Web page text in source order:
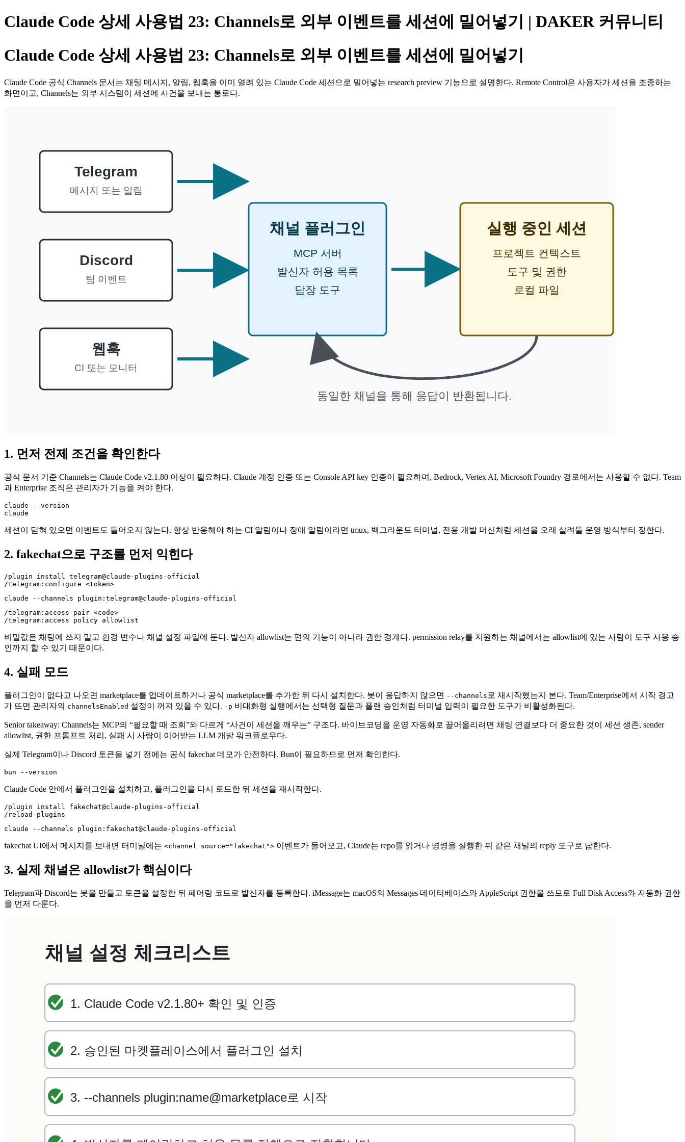
Claude Code 상세 사용법 23: Channels로 외부 이벤트를 세션에 밀어넣기 | DAKER 커뮤니티
Claude Code 상세 사용법 23: Channels로 외부 이벤트를 세션에 밀어넣기
Claude Code 공식 Channels 문서는 채팅 메시지, 알림, 웹훅을 이미 열려 있는 Claude Code 세션으로 밀어넣는 research preview 기능으로 설명한다. Remote Control은 사용자가 세션을 조종하는
화면이고, Channels는 외부 시스템이 세션에 사건을 보내는 통로다.
1. 먼저 전제 조건을 확인한다
공식 문서 기준 Channels는 Claude Code v2.1.80 이상이 필요하다. Claude 계정 인증 또는 Console API key 인증이 필요하며, Bedrock, Vertex AI, Microsoft Foundry 경로에서는 사용할 수 없다. Team
과 Enterprise 조직은 관리자가 기능을 켜야 한다.
claude --version
claude
세션이 닫혀 있으면 이벤트도 들어오지 않는다. 항상 반응해야 하는 CI 알림이나 장애 알림이라면 tmux, 백그라운드 터미널, 전용 개발 머신처럼 세션을 오래 살려둘 운영 방식부터 정한다.
2. fakechat으로 구조를 먼저 익힌다
/plugin install telegram@claude-plugins-official
/telegram:configure <token>
claude --channels plugin:telegram@claude-plugins-official
/telegram:access pair <code>
/telegram:access policy allowlist
비밀값은 채팅에 쓰지 말고 환경 변수나 채널 설정 파일에 둔다. 발신자 allowlist는 편의 기능이 아니라 권한 경계다. permission relay를 지원하는 채널에서는 allowlist에 있는 사람이 도구 사용 승
인까지 할 수 있기 때문이다.
4. 실패 모드
플러그인이 없다고 나오면 marketplace를 업데이트하거나 공식 marketplace를 추가한 뒤 다시 설치한다. 봇이 응답하지 않으면 --channels 로 재시작했는지 본다. Team/Enterprise에서 시작 경고
가 뜨면 관리자의 channelsEnabled 설정이 꺼져 있을 수 있다. -p 비대화형 실행에서는 선택형 질문과 플랜 승인처럼 터미널 입력이 필요한 도구가 비활성화된다.
Senior takeaway: Channels는 MCP의 “필요할 때 조회”와 다르게 “사건이 세션을 깨우는” 구조다. 바이브코딩을 운영 자동화로 끌어올리려면 채팅 연결보다 더 중요한 것이 세션 생존, sender
allowlist, 권한 프롬프트 처리, 실패 시 사람이 이어받는 LLM 개발 워크플로우다.
실제 Telegram이나 Discord 토큰을 넣기 전에는 공식 fakechat 데모가 안전하다. Bun이 필요하므로 먼저 확인한다.
bun --version
Claude Code 안에서 플러그인을 설치하고, 플러그인을 다시 로드한 뒤 세션을 재시작한다.
/plugin install fakechat@claude-plugins-official
/reload-plugins
claude --channels plugin:fakechat@claude-plugins-official
fakechat UI에서 메시지를 보내면 터미널에는 <channel source="fakechat"> 이벤트가 들어오고, Claude는 repo를 읽거나 명령을 실행한 뒤 같은 채널의 reply 도구로 답한다.
3. 실제 채널은 allowlist가 핵심이다
Telegram과 Discord는 봇을 만들고 토큰을 설정한 뒤 페어링 코드로 발신자를 등록한다. iMessage는 macOS의 Messages 데이터베이스와 AppleScript 권한을 쓰므로 Full Disk Access와 자동화 권한
을 먼저 다룬다.